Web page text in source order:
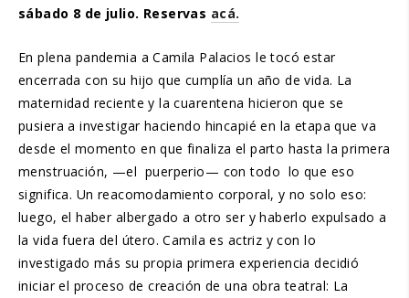
sábado 8 de julio. Reservas acá.
En plena pandemia a Camila Palacios le tocó estar
encerrada con su hijo que cumplía un año de vida. La
maternidad reciente y la cuarentena hicieron que se
pusiera a investigar haciendo hincapié en la etapa que va
desde el momento en que finaliza el parto hasta la primera
menstruación, —el puerperio— con todo lo que eso
significa. Un reacomodamiento corporal, y no solo eso:
luego, el haber albergado a otro ser y haberlo expulsado a
la vida fuera del útero. Camila es actriz y con lo
investigado más su propia primera experiencia decidió
iniciar el proceso de creación de una obra teatral: La